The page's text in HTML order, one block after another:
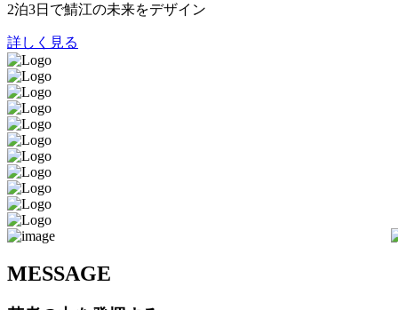
2泊3日で鯖江の未来をデザイン
詳しく見る
MESSAGE